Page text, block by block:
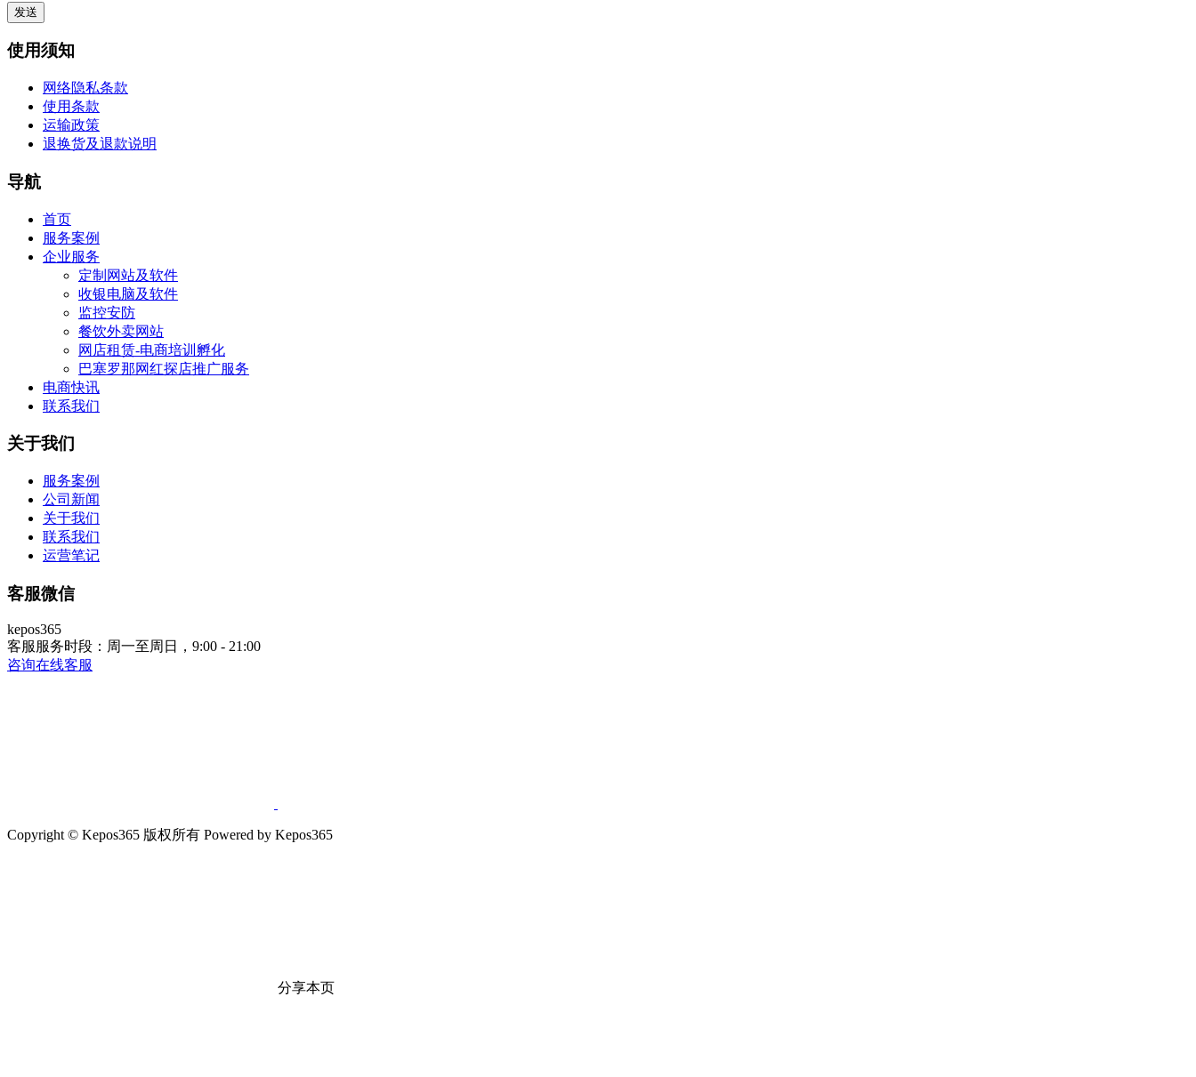
使用须知
网络隐私条款
使用条款
运输政策
退换货及退款说明
导航
首页
服务案例
企业服务
定制网站及软件
收银电脑及软件
监控安防
餐饮外卖网站
网店租赁-电商培训孵化
巴塞罗那网红探店推广服务
电商快讯
联系我们
关于我们
服务案例
公司新闻
关于我们
联系我们
运营笔记
客服微信
kepos365
客服服务时段：周一至周日，9:00 - 21:00
咨询在线客服
Copyright © Kepos365 版权所有 Powered by Kepos365
分享本页